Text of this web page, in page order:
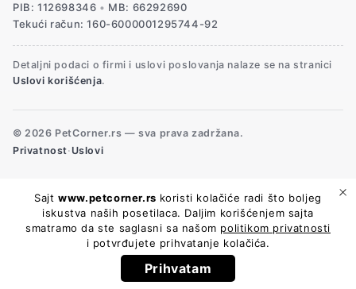
Potrebna pomoć?
PIB: 112698346 • MB: 66292690
Tekući račun: 160-6000001295744-92
Detaljni podaci o firmi i uslovi poslovanja nalaze se na stranici
Uslovi korišćenja.
© 2026 PetCorner.rs — sva prava zadržana.
Privatnost· Uslovi
Sajtwww.petcorner.rs koristi kolačiće radi što boljeg
iskustva naših posetilaca. Daljim korišćenjem sajta
smatramo da ste saglasni sa našom politikom privatnosti
i potvrđujete prihvatanje kolačića.
Prihvatam